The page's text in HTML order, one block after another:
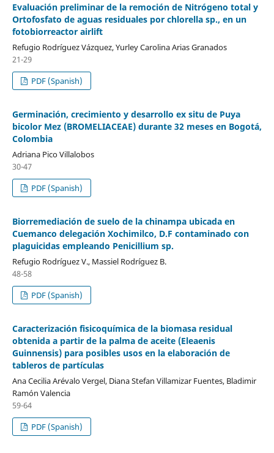
Evaluación preliminar de la remoción de Nitrógeno total y
Ortofosfato de aguas residuales por chlorella sp., en un
fotobiorreactor airlift
Refugio Rodríguez Vázquez, Yurley Carolina Arias Granados
21-29
PDF (Spanish)
Germinación, crecimiento y desarrollo ex situ de Puya
bicolor Mez (BROMELIACEAE) durante 32 meses en Bogotá,
Colombia
Adriana Pico Villalobos
30-47
PDF (Spanish)
Biorremediación de suelo de la chinampa ubicada en
Cuemanco delegación Xochimilco, D.F contaminado con
plaguicidas empleando Penicillium sp.
Refugio Rodríguez V., Massiel Rodríguez B.
48-58
PDF (Spanish)
Caracterización fisicoquímica de la biomasa residual
obtenida a partir de la palma de aceite (Eleaenis
Guinnensis) para posibles usos en la elaboración de
tableros de partículas
Ana Cecilia Arévalo Vergel, Diana Stefan Villamizar Fuentes, Bladimir
Ramón Valencia
59-64
PDF (Spanish)